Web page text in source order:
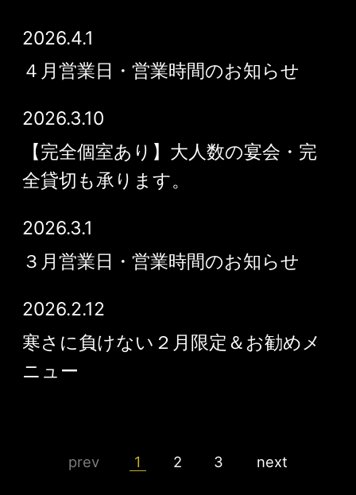
2026.4.1
４月営業日・営業時間のお知らせ
2026.3.10
【完全個室あり】大人数の宴会・完
全貸切も承ります。
2026.3.1
３月営業日・営業時間のお知らせ
2026.2.12
寒さに負けない２月限定＆お勧めメ
ニュー
prev 1 2 3 next